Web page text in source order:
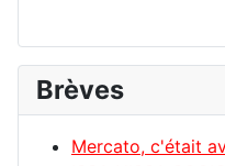
Brèves
Mercato, c'était